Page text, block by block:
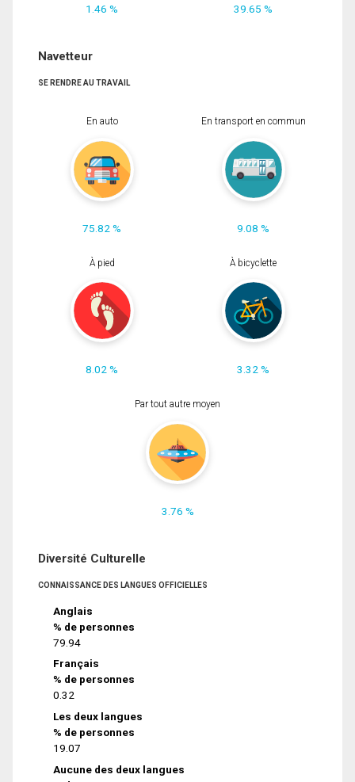
1.46 % 39.65 %
Navetteur
SE RENDRE AU TRAVAIL
En auto
75.82 %
En transport en commun
9.08 %
À pied
8.02 %
À bicyclette
3.32 %
Par tout autre moyen
3.76 %
Diversité Culturelle
CONNAISSANCE DES LANGUES OFFICIELLES
Anglais
% de personnes
79.94
Français
% de personnes
0.32
Les deux langues
% de personnes
19.07
Aucune des deux langues